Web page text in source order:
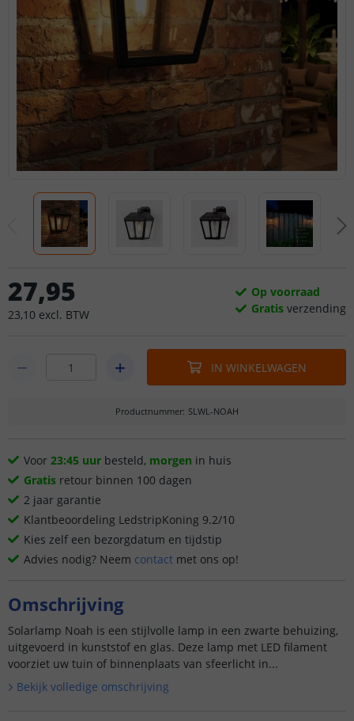
27,95
23,10 excl. BTW
Op voorraad
Gratis verzending
IN WINKELWAGEN
Productnummer: SLWL-NOAH
Voor 23:45 uur besteld, morgen in huis
Gratis retour binnen 100 dagen
2 jaar garantie
Klantbeoordeling LedstripKoning 9.2/10
Kies zelf een bezorgdatum en tijdstip
Advies nodig? Neem contact met ons op!
Omschrijving
Solarlamp Noah is een stijlvolle lamp in een zwarte behuizing,
uitgevoerd in kunststof en glas. Deze lamp met LED filament
voorziet uw tuin of binnenplaats van sfeerlicht in...
Bekijk volledige omschrijving